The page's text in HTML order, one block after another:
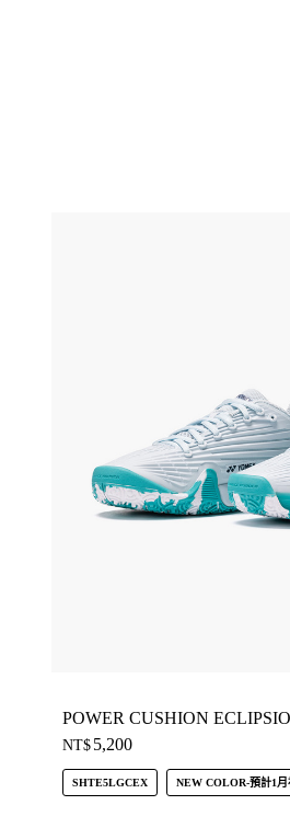
POWER CUSHION
NT$ 5,200
SHTE5LGCEX NEW COLOR-預計1月